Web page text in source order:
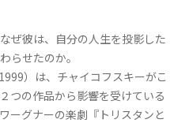
ぜ彼は、自分の人生を投影した
らせたのか。
）は、チャイコフスキーがこ
つの作品から影響を受けている
ーグナーの楽劇『トリスタンと